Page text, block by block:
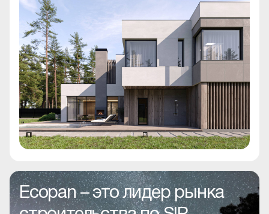
Ecopan – это лидер рынка